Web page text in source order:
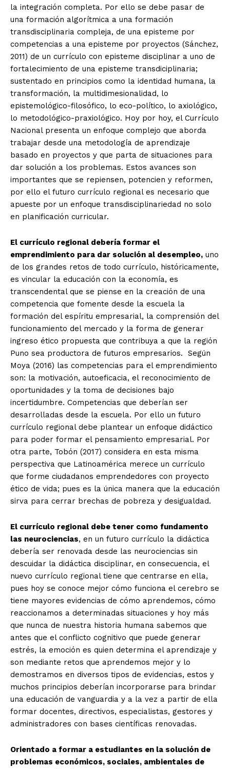
la integración completa. Por ello se debe pasar de
una formación algorítmica a una formación
transdisciplinaria compleja, de una episteme por
competencias a una episteme por proyectos (Sánchez,
2011) de un currículo con episteme disciplinar a uno de
fortalecimiento de una episteme transdiciplinaria;
sustentado en principios como la identidad humana, la
transformación, la multidimesionalidad, lo
epistemológico-filosófico, lo eco-político, lo axiológico,
lo metodológico-praxiológico. Hoy por hoy, el Currículo
Nacional presenta un enfoque complejo que aborda
trabajar desde una metodología de aprendizaje
basado en proyectos y que parta de situaciones para
dar solución a los problemas. Estos avances son
importantes que se repiensen, potencien y reformen,
por ello el futuro currículo regional es necesario que
apueste por un enfoque transdisciplinariedad no solo
en planificación curricular.
El currículo regional debería formar el
emprendimiento para dar solución al desempleo, uno
de los grandes retos de todo currículo, históricamente,
es vincular la educación con la economía, es
transcendental que se piense en la creación de una
competencia que fomente desde la escuela la
formación del espíritu empresarial, la comprensión del
funcionamiento del mercado y la forma de generar
ingreso ético propuesta que contribuya a que la región
Puno sea productora de futuros empresarios. Según
Moya (2016) las competencias para el emprendimiento
son: la motivación, autoeficacia, el reconocimiento de
oportunidades y la toma de decisiones bajo
incertidumbre. Competencias que deberían ser
desarrolladas desde la escuela. Por ello un futuro
currículo regional debe plantear un enfoque didáctico
para poder formar el pensamiento empresarial. Por
otra parte, Tobón (2017) considera en esta misma
perspectiva que Latinoamérica merece un currículo
que forme ciudadanos emprendedores con proyecto
ético de vida; pues es la única manera que la educación
sirva para cerrar brechas de pobreza y desigualdad.
El currículo regional debe tener como fundamento
las neurociencias, en un futuro currículo la didáctica
debería ser renovada desde las neurociencias sin
descuidar la didáctica disciplinar, en consecuencia, el
nuevo currículo regional tiene que centrarse en ella,
pues hoy se conoce mejor cómo funciona el cerebro se
tiene mayores evidencias de cómo aprendemos, cómo
reaccionamos a determinadas situaciones y hoy más
que nunca de nuestra historia humana sabemos que
antes que el conflicto cognitivo que puede generar
estrés, la emoción es quien determina el aprendizaje y
son mediante retos que aprendemos mejor y lo
demostramos en diversos tipos de evidencias, estos y
muchos principios deberían incorporarse para brindar
una educación de vanguardia y a la vez a partir de ella
formar docentes, directivos, especialistas, gestores y
administradores con bases científicas renovadas.
Orientado a formar a estudiantes en la solución de
problemas económicos, sociales, ambientales de